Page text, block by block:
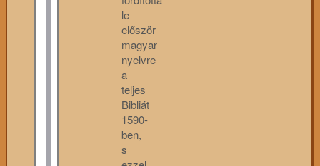
le
először
magyar
nyelvre
a
teljes
Bibliát
1590-
ben,
s